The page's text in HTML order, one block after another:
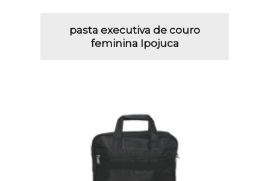
pasta executiva de couro
feminina Ipojuca